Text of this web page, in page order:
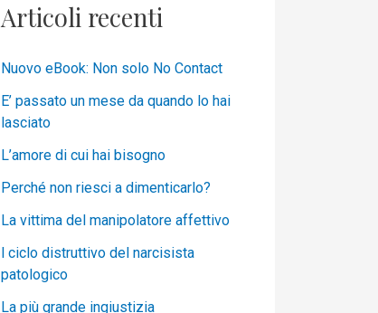
Articoli recenti
Nuovo eBook: Non solo No Contact
E’ passato un mese da quando lo hai
lasciato
L’amore di cui hai bisogno
Perché non riesci a dimenticarlo?
La vittima del manipolatore affettivo
l ciclo distruttivo del narcisista
patologico
La più grande ingiustizia